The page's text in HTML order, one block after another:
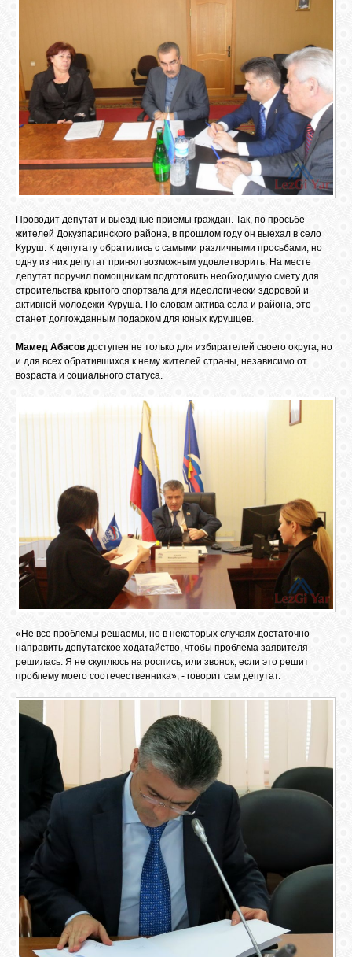
Проводит депутат и выездные приемы граждан. Так, по просьбе
жителей Докузпаринского района, в прошлом году он выехал в село
Куруш. К депутату обратились с самыми различными просьбами, но
одну из них депутат принял возможным удовлетворить. На месте
депутат поручил помощникам подготовить необходимую смету для
строительства крытого спортзала для идеологически здоровой и
активной молодежи Куруша. По словам актива села и района, это
станет долгожданным подарком для юных курушцев.
Мамед Абасов доступен не только для избирателей своего округа, но
и для всех обратившихся к нему жителей страны, независимо от
возраста и социального статуса.
«Не все проблемы решаемы, но в некоторых случаях достаточно
направить депутатское ходатайство, чтобы проблема заявителя
решилась. Я не скуплюсь на роспись, или звонок, если это решит
проблему моего соотечественника», - говорит сам депутат.